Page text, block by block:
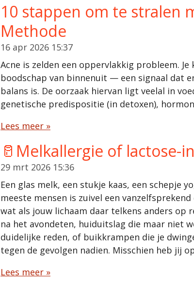
10 stappen om te stralen
Methode
16 apr 2026 15:37
Acne is zelden een oppervlakkig probleem. Je
boodschap van binnenuit — een signaal dat
balans is. De oorzaak hiervan ligt veelal in
genetische predispositie (in detoxen),
Lees meer »
🥛Melkallergie of lactose-
29 mrt 2026 15:36
Een glas melk, een stukje kaas, een
meeste mensen is zuivel een
wat als jouw lichaam daar telkens anders op
na het avondeten, huiduitslag die maar niet
duidelijke reden, of buikkrampen die je
tegen de gevolgen nadien. Misschien heb jij
Lees meer »